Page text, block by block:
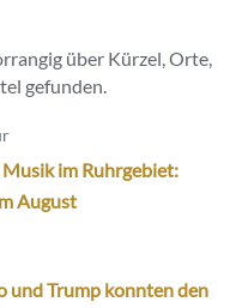
über Kürzel, Orte,
gefunden.
Musik im Ruhrgebiet:
August
Trump konnten den